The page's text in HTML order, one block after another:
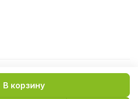
В корзину